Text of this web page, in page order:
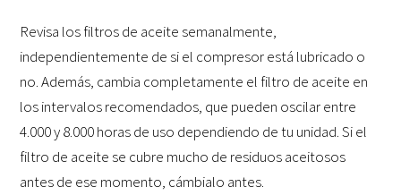
Revisa los filtros de aceite semanalmente,
independientemente de si el compresor está lubricado o
no. Además, cambia completamente el filtro de aceite en
los intervalos recomendados, que pueden oscilar entre
4.000 y 8.000 horas de uso dependiendo de tu unidad. Si el
filtro de aceite se cubre mucho de residuos aceitosos
antes de ese momento, cámbialo antes.